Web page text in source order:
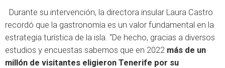
Durante su intervención, la directora insular Laura Castro
recordó que la gastronomía es un valor fundamental en la
estrategia turística de la isla. “De hecho, gracias a diversos
estudios y encuestas sabemos que en 2022 más de un
millón de visitantes eligieron Tenerife por su